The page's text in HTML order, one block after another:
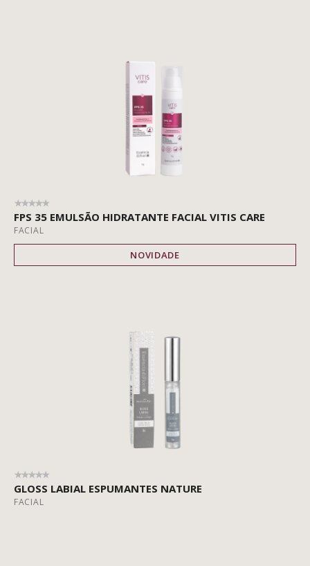
FPS 35 EMULSÃO HIDRATANTE FACIAL VITIS CARE
FACIAL
NOVIDADE
GLOSS LABIAL ESPUMANTES NATURE
FACIAL